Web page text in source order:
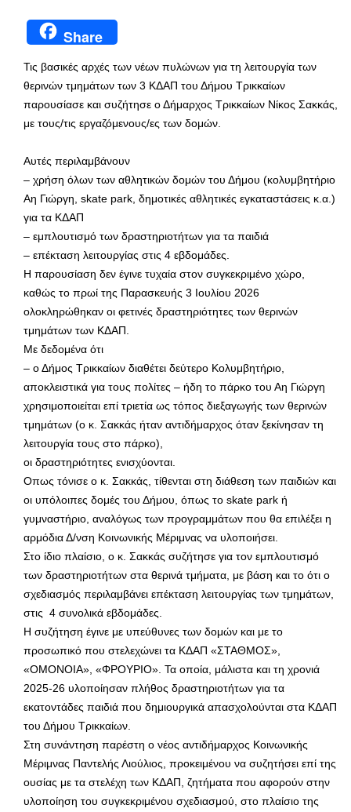
Share
Τις βασικές αρχές των νέων πυλώνων για τη λειτουργία των
θερινών τμημάτων των 3 ΚΔΑΠ του Δήμου Τρικκαίων
παρουσίασε και συζήτησε ο Δήμαρχος Τρικκαίων Νίκος Σακκάς,
με τους/τις εργαζόμενους/ες των δομών.
Αυτές περιλαμβάνουν
– χρήση όλων των αθλητικών δομών του Δήμου (κολυμβητήριο
Αη Γιώργη, skate park, δημοτικές αθλητικές εγκαταστάσεις κ.α.)
για τα ΚΔΑΠ
– εμπλουτισμό των δραστηριοτήτων για τα παιδιά
– επέκταση λειτουργίας στις 4 εβδομάδες.
Η παρουσίαση δεν έγινε τυχαία στον συγκεκριμένο χώρο,
καθώς το πρωί της Παρασκευής 3 Ιουλίου 2026
ολοκληρώθηκαν οι φετινές δραστηριότητες των θερινών
τμημάτων των ΚΔΑΠ.
Με δεδομένα ότι
– ο Δήμος Τρικκαίων διαθέτει δεύτερο Κολυμβητήριο,
αποκλειστικά για τους πολίτες – ήδη το πάρκο του Αη Γιώργη
χρησιμοποιείται επί τριετία ως τόπος διεξαγωγής των θερινών
τμημάτων (ο κ. Σακκάς ήταν αντιδήμαρχος όταν ξεκίνησαν τη
λειτουργία τους στο πάρκο),
οι δραστηριότητες ενισχύονται.
Οπως τόνισε ο κ. Σακκάς, τίθενται στη διάθεση των παιδιών και
οι υπόλοιπες δομές του Δήμου, όπως το skate park ή
γυμναστήριο, αναλόγως των προγραμμάτων που θα επιλέξει η
αρμόδια Δ/νση Κοινωνικής Μέριμνας να υλοποιήσει.
Στο ίδιο πλαίσιο, ο κ. Σακκάς συζήτησε για τον εμπλουτισμό
των δραστηριοτήτων στα θερινά τμήματα, με βάση και το ότι ο
σχεδιασμός περιλαμβάνει επέκταση λειτουργίας των τμημάτων,
στις 4 συνολικά εβδομάδες.
Η συζήτηση έγινε με υπεύθυνες των δομών και με το
προσωπικό που στελεχώνει τα ΚΔΑΠ «ΣΤΑΘΜΟΣ»,
«ΟΜΟΝΟΙΑ», «ΦΡΟΥΡΙΟ». Τα οποία, μάλιστα και τη χρονιά
2025-26 υλοποίησαν πλήθος δραστηριοτήτων για τα
εκατοντάδες παιδιά που δημιουργικά απασχολούνται στα ΚΔΑΠ
του Δήμου Τρικκαίων.
Στη συνάντηση παρέστη ο νέος αντιδήμαρχος Κοινωνικής
Μέριμνας Παντελής Λιούλιος, προκειμένου να συζητήσει επί της
ουσίας με τα στελέχη των ΚΔΑΠ, ζητήματα που αφορούν στην
υλοποίηση του συγκεκριμένου σχεδιασμού, στο πλαίσιο της